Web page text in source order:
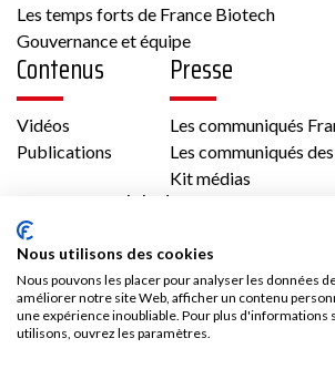
Les temps forts de France Biotech
Gouvernance et équipe
Contenus
Vidéos
Publications
Presse
Les communiqués
Les communiqués
Kit médias
Nous rejoindre
Adhésion
Les avantages d’adhérer à France Biotech
Accès adhérent
Nous utilisons des cookies
Nous pouvons les placer pour analyser les données
améliorer notre site Web, afficher un contenu
une expérience inoubliable. Pour plus d'informations
utilisons, ouvrez les paramètres.